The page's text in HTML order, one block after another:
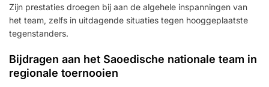
Zijn prestaties droegen bij aan de algehele inspanningen van
het team, zelfs in uitdagende situaties tegen hooggeplaatste
tegenstanders.
Bijdragen aan het Saoedische nationale team in
regionale toernooien